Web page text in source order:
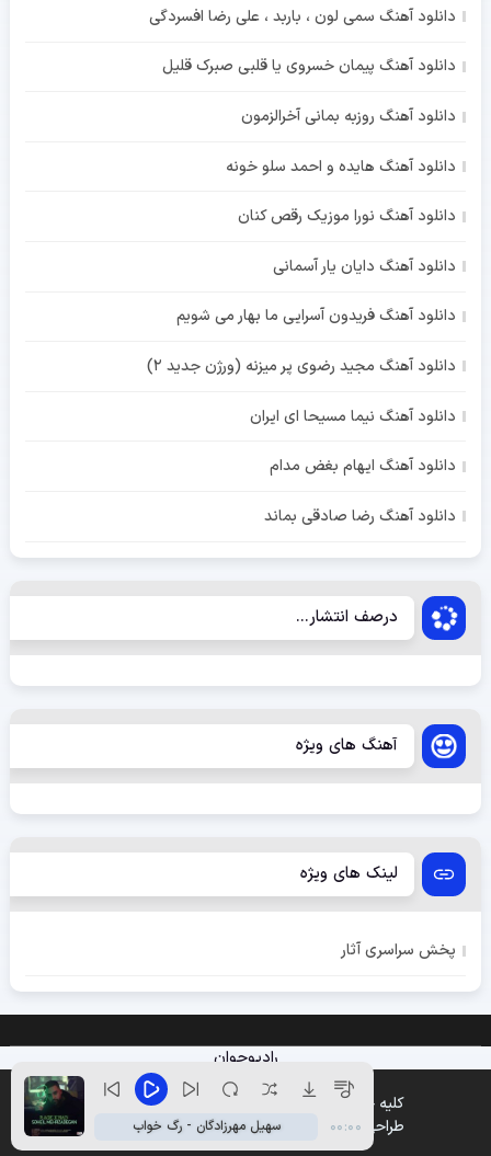
دانلود آهنگ سمی لون ، باربد ، علی رضا افسردگی
دانلود آهنگ پیمان خسروی یا قلبی صبرک قلیل
دانلود آهنگ روزبه بمانی آخرالزمون
دانلود آهنگ هایده و احمد سلو خونه
دانلود آهنگ نورا موزیک رقص کنان
دانلود آهنگ دایان یار آسمانی
دانلود آهنگ فریدون آسرایی ما بهار می شویم
دانلود آهنگ مجید رضوی پر میزنه (ورژن جدید 2)
دانلود آهنگ نیما مسیحا ای ایران
دانلود آهنگ ایهام بغض مدام
دانلود آهنگ رضا صادقی بماند
درصف انتشار...
آهنگ های ویژه
لینک های ویژه
پخش سراسری آثار
رادیوجوان
کلیه حقوق متعلق به وب سایت پخش موزیک میباشد
طراحی و پشتیبانی :وین تم
سهیل مهرزادگان - رگ خواب 00:00